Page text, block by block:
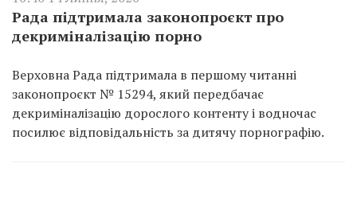
Рада підтримала законопроєкт про
декриміналізацію порно
Верховна Рада підтримала в першому читанні
законопроєкт № 15294, який передбачає
декриміналізацію дорослого контенту і водночас
посилює відповідальність за дитячу порнографію.